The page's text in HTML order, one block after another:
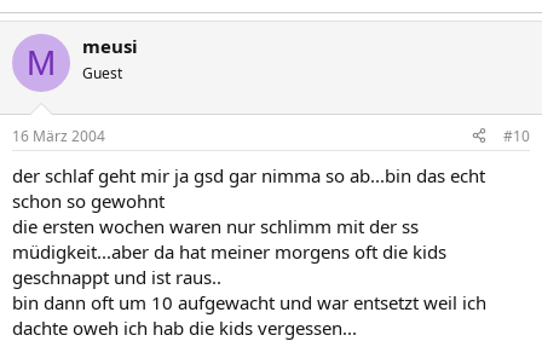
M meusi
Guest
16 März 2004 #10
der schlaf geht mir ja gsd gar nimma so ab...bin das echt
schon so gewohnt
die ersten wochen waren nur schlimm mit der ss
müdigkeit...aber da hat meiner morgens oft die kids
geschnappt und ist raus..
bin dann oft um 10 aufgewacht und war entsetzt weil ich
dachte oweh ich hab die kids vergessen...